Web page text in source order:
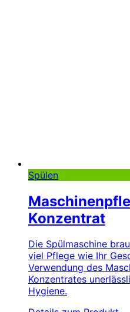
Spülen
Konzentrat
Die Spülmaschine
viel Pflege wie Ihr
Verwendung des
Konzentrates
Hygiene.